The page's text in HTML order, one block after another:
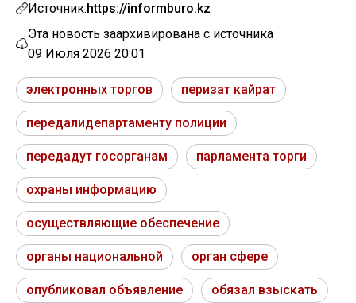
Источник:https://informburo.kz
Эта новость заархивирована с источника
09 Июля 2026 20:01
электронных торгов перизат кайрат
передалидепартаменту полиции
передадут госорганам парламента торги
охраны информацию
осуществляющие обеспечение
органы национальной орган сфере
опубликовал объявление обязал взыскать